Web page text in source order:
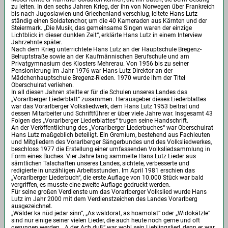
zu leiten. In den sechs Jahren Krieg, der ihn von Norwegen über Frankreich
bis nach Jugoslawien und Griechenland verschlug, leitete Hans Lutz
ständig einen Soldatenchor, um die 40 Kameraden aus Kärnten und der
Steiermark. „Die Musik, das gemeinsame Singen waren der einzige
Lichtblick in dieser dunklen Zeit“, erklärte Hans Lutz in einem Interview
Jahrzehnte später.
Nach dem Krieg unterrichtete Hans Lutz an der Hauptschule Bregenz-
Belruptstraße sowie an der Kaufmännischen Berufschule und am
Privatgymnasium des Klosters Mehrerau. Von 1956 bis zu seiner
Pensionierung im Jahr 1976 war Hans Lutz Direktor an der
Mädchenhauptschule Bregenz-Rieden. 1970 wurde ihm der Titel
Oberschulrat verliehen.
In all diesen Jahren stellte er für die Schulen unseres Landes das
„Vorarlberger Liederblatt“ zusammen. Herausgeber dieses Liederblattes
war das Vorarlberger Volksliedwerk, dem Hans Lutz 1953 beitrat und
dessen Mitarbeiter und Schriftführer er über viele Jahre war. Insgesamt 43
Folgen des „Vorarlberger Liederblattes“ trugen seine Handschrift.
An der Veröffentlichung des „Vorarlberger Liederbuches“ war Oberschulrat
Hans Lutz maßgeblich beteiligt. Ein Gremium, bestehend aus Fachleuten
und Mitgliedern des Vorarlberger Sängerbundes und des Volksliedwerkes,
beschloss 1977 die Erstellung einer umfassenden Volksliedsammlung in
Form eines Buches. Vier Jahre lang sammelte Hans Lutz Lieder aus
sämtlichen Talschaften unseres Landes, sichtete, verbesserte und
redigierte in unzähligen Arbeitsstunden. Im April 1981 erschien das
„Vorarlberger Liederbuch“, die erste Auflage von 10.000 Stück war bald
vergriffen, es musste eine zweite Auflage gedruckt werden.
Für seine großen Verdienste um das Vorarlberger Volkslied wurde Hans
Lutz im Jahr 2000 mit dem Verdienstzeichen des Landes Vorarlberg
ausgezeichnet.
„Wälder ka nüd jedar sinn“, „As wäldorat, as hoamolat“ oder „Widokätzle“
sind nur einige seiner vielen Lieder, die auch heute noch gerne und oft